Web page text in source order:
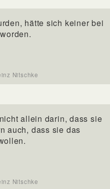
hätte sich keiner bei
Nitschke
allein darin, dass sie
auch, dass sie das
Nitschke